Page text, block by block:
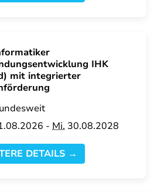
IHK
mit integrierter
-Mi. 30.08.2028
DETAILS →